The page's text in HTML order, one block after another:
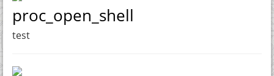
proc_open_shell
test